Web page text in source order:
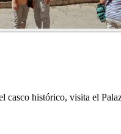
histórico, visita el